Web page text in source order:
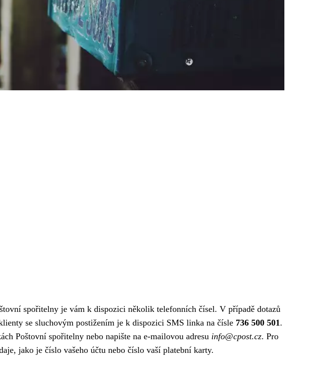
spořitelny je vám k dispozici několik telefonních čísel. V případě dotazů
se sluchovým postižením je k dispozici SMS linka na čísle 736 500 501 .
Poštovní spořitelny nebo napište na e-mailovou adresu info@cpost.cz. Pro
jako je číslo vašeho účtu nebo číslo vaší platební karty.